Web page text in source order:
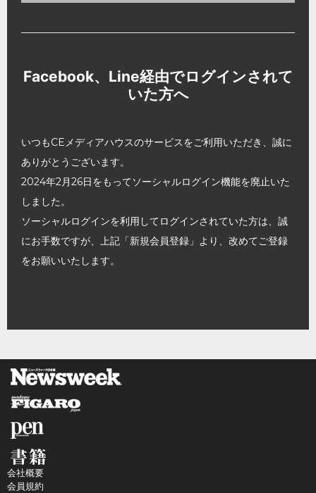
Facebook、Line経由でログインされて
いた方へ
いつもCEメディアハウスのサービスをご利用いただき、誠に
ありがとうございます。
2024年2月26日をもってソーシャルログイン機能を廃止いた
しました。
ソーシャルログインを利用してログインされていた方は、誠
にお手数ですが、上記「新規会員登録」より、改めてご登録
をお願いいたします。
会社概要
会員規約